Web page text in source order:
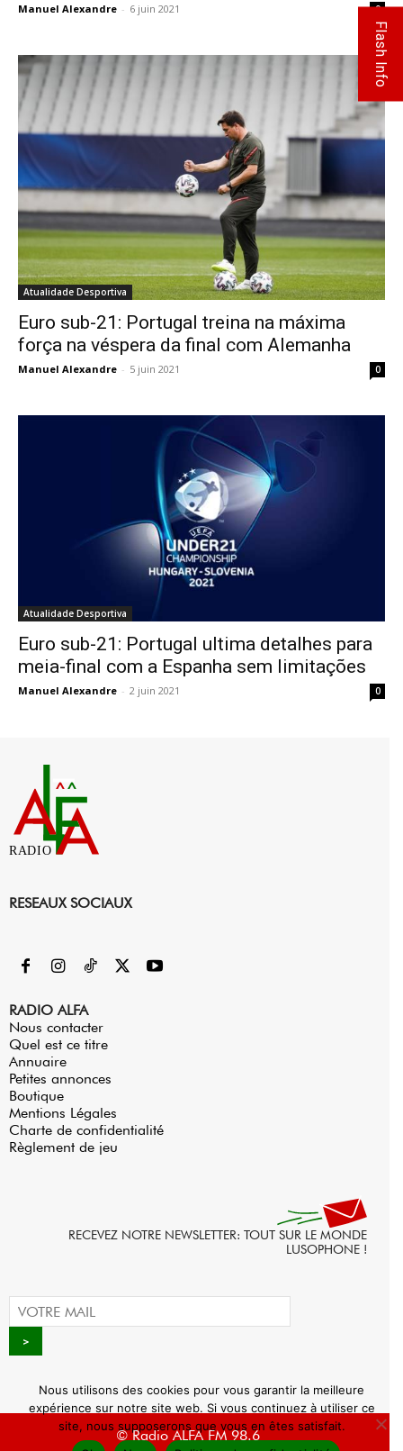
Manuel Alexandre - 6 juin 2021 0
Atualidade Desportiva
Euro sub-21: Portugal treina na máxima
força na véspera da final com Alemanha
Manuel Alexandre - 5 juin 2021 0
Atualidade Desportiva
Euro sub-21: Portugal ultima detalhes para
meia-final com a Espanha sem limitações
Manuel Alexandre - 2 juin 2021 0
RADIO
RESEAUX SOCIAUX
RADIO ALFA
Nous contacter
Quel est ce titre
Annuaire
Petites annonces
Boutique
Mentions Légales
Charte de confidentialité
Règlement de jeu
RECEVEZ NOTRE NEWSLETTER: TOUT SUR LE MONDE
LUSOPHONE !
© Radio ALFA FM 98.6
Flash Info
Nous utilisons des cookies pour vous garantir la meilleure
expérience sur notre site web. Si vous continuez à utiliser ce
site, nous supposerons que vous en êtes satisfait.